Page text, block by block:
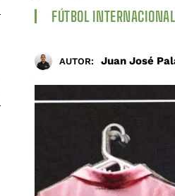
FÚTBOL INTERNACIONAL
AUTOR: Juan José